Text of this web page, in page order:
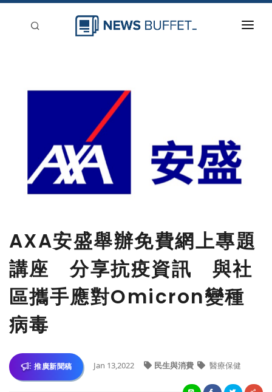
AXA安盛舉辦免費網上專題
講座 分享抗疫資訊 與社
區攜手應對Omicron變種
病毒
推廣新聞稿 Jan 13,2022 民生與消費 醫療保健